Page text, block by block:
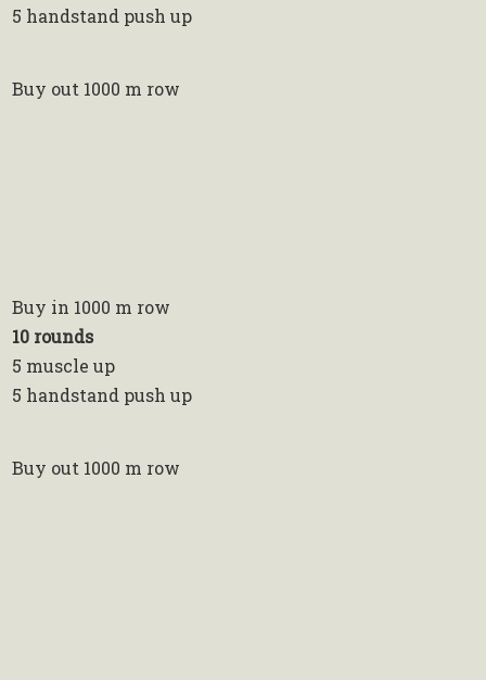
5 handstand push up
Buy out 1000 m row
Buy in 1000 m row
10 rounds
5 muscle up
5 handstand push up
Buy out 1000 m row